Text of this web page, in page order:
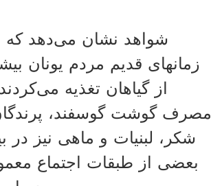
شواهد نشان می‌دهد که
زمانهای قدیم مردم یونان
از گیاهان تغذیه
مصرف گوشت گوسفند،
شکر، لبنیات و ماهی نیز در
بعضی از طبقات اجتماع